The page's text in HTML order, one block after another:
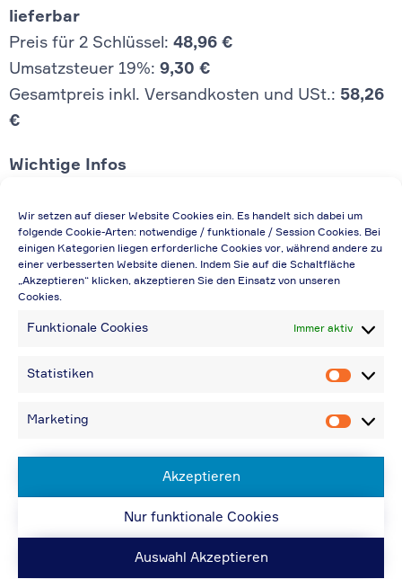
Wir setzen auf dieser Website Cookies ein. Es handelt sich dabei um
folgende Cookie-Arten: notwendige / funktionale / Session Cookies. Bei
einigen Kategorien liegen erforderliche Cookies vor, während andere zu
einer verbesserten Website dienen. Indem Sie auf die Schaltfläche
„Akzeptieren“ klicken, akzeptieren Sie den Einsatz von unseren
Cookies.
Funktionale Cookies Immer aktiv
Statistiken
Marketing
Akzeptieren
Nur funktionale Cookies
Auswahl Akzeptieren
lieferbar
Preis für 2 Schlüssel: 48,96 €
Umsatzsteuer 19%: 9,30 €
Gesamtpreis inkl. Versandkosten und USt.: 58,26
€
Wichtige Infos
Die Preisangabe gilt auch für
Handelsbetriebe (Netto-Preis, ohne
Rabattabzug)
Falls durch Falschangaben im Bestellformular
Bei Rückfragen können Sie uns über die E-
Bei Angabe von USt-IdNr und Bestellungen
| Website: ORIS